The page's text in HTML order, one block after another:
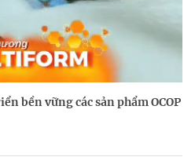
bền vững các sản phẩm OCOP